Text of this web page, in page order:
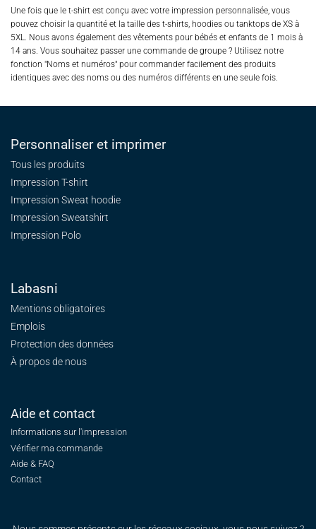
Une fois que le t-shirt est conçu avec votre impression personnalisée, vous
pouvez choisir la quantité et la taille des t-shirts, hoodies ou tanktops de XS à
5XL. Nous avons également des vêtements pour bébés et enfants de 1 mois à
14 ans. Vous souhaitez passer une commande de groupe ? Utilisez notre
fonction "Noms et numéros" pour commander facilement des produits
identiques avec des noms ou des numéros différents en une seule fois.
Personnaliser et imprimer
Tous les produits
Impression T-shirt
Impression Sweat hoodie
Impression Sweatshirt
Impression Polo
Labasni
Mentions obligatoires
Emplois
Protection des données
À propos de nous
Aide et contact
Informations sur l'impression
Vérifier ma commande
Aide & FAQ
Contact